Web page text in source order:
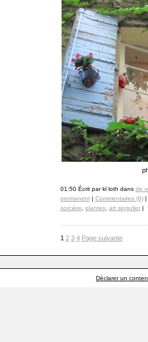
01:50 Écrit par kl loth dans de
permanent| Commentaires (6)|
sorcière
plantes, art singulier|
1 2 3 4 Page suivante
Déclarer un